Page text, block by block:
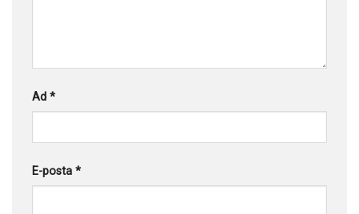
Ad *
E-posta *